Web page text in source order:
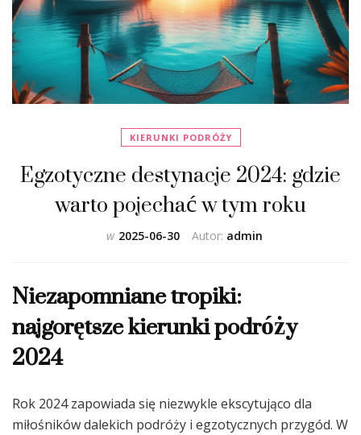
KIERUNKI PODRÓŻY
Egzotyczne destynacje 2024: gdzie
warto pojechać w tym roku
Autor: admin
w 2025-06-30
Niezapomniane tropiki:
najgorętsze kierunki podróży
2024
Rok 2024 zapowiada się niezwykle ekscytująco dla
miłośników dalekich podróży i egzotycznych przygód. W